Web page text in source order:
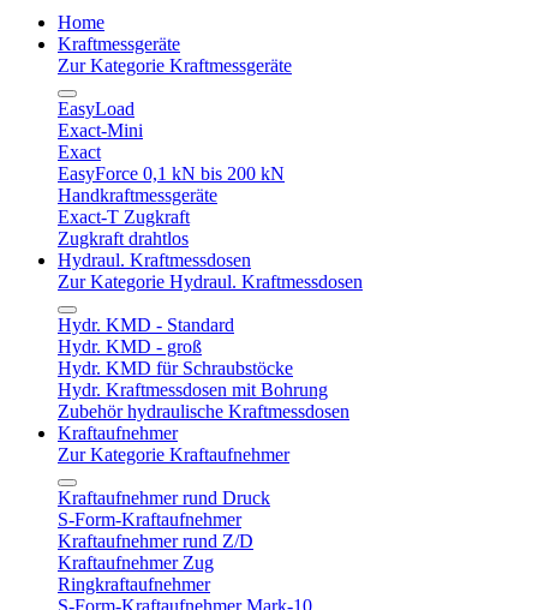
Home
Kraftmessgeräte
Zur Kategorie Kraftmessgeräte
EasyLoad
Exact-Mini
Exact
EasyForce 0,1 kN bis 200 kN
Handkraftmessgeräte
Exact-T Zugkraft
Zugkraft drahtlos
Hydraul. Kraftmessdosen
Zur Kategorie Hydraul. Kraftmessdosen
Hydr. KMD - Standard
Hydr. KMD - groß
Hydr. KMD für Schraubstöcke
Hydr. Kraftmessdosen mit Bohrung
Zubehör hydraulische Kraftmessdosen
Kraftaufnehmer
Zur Kategorie Kraftaufnehmer
Kraftaufnehmer rund Druck
S-Form-Kraftaufnehmer
Kraftaufnehmer rund Z/D
Kraftaufnehmer Zug
Ringkraftaufnehmer
S-Form-Kraftaufnehmer Mark-10